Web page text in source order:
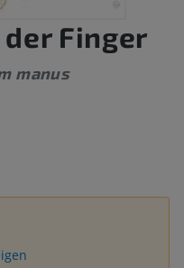
Finger
manus